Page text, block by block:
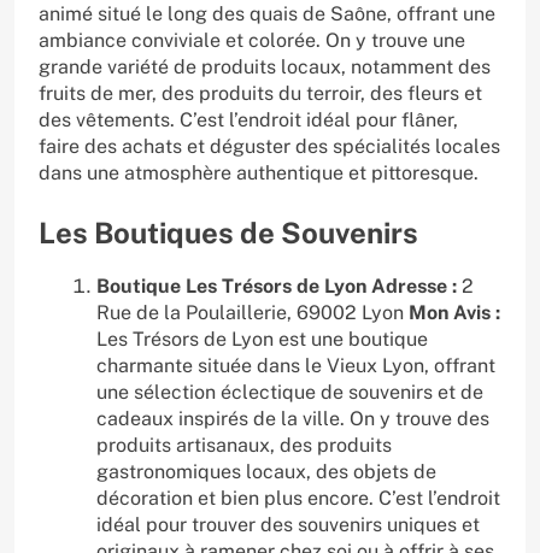
animé situé le long des quais de Saône, offrant une
ambiance conviviale et colorée. On y trouve une
grande variété de produits locaux, notamment des
fruits de mer, des produits du terroir, des fleurs et
des vêtements. C’est l’endroit idéal pour flâner,
faire des achats et déguster des spécialités locales
dans une atmosphère authentique et pittoresque.
Les Boutiques de Souvenirs
Boutique Les Trésors de Lyon Adresse : 2
Rue de la Poulaillerie, 69002 Lyon Mon Avis :
Les Trésors de Lyon est une boutique
charmante située dans le Vieux Lyon, offrant
une sélection éclectique de souvenirs et de
cadeaux inspirés de la ville. On y trouve des
produits artisanaux, des produits
gastronomiques locaux, des objets de
décoration et bien plus encore. C’est l’endroit
idéal pour trouver des souvenirs uniques et